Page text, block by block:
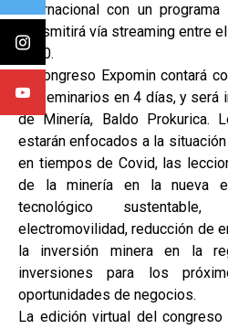
Internacional con un
transmitirá vía streaming entre
2020.
El congreso Expomin contará
13 seminarios en 4 días, y será
de Minería, Baldo Prokurica.
estarán enfocados a la
en tiempos de Covid, las
de la minería en la nueva
tecnológico sustentable,
electromovilidad, reducción de
la inversión minera en la
inversiones para los
oportunidades de negocios.
La edición virtual del